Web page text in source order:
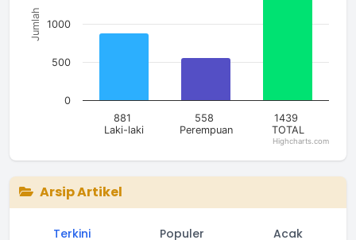
Jumlah
881
Laki-laki
558
Perempuan
1439
TOTAL
0
500
1000
Highcharts.com
Arsip Artikel
Terkini Populer Acak